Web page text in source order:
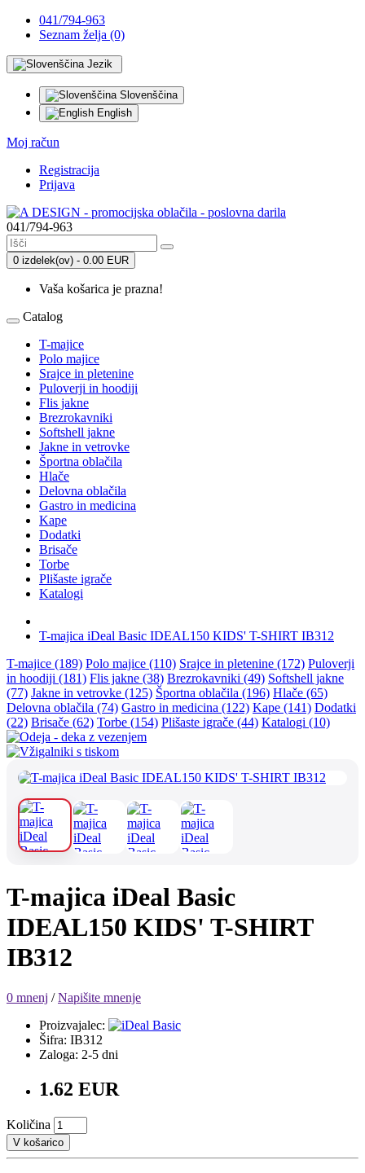
041/794-963
Seznam želja (0)
Jezik
Slovenščina
English
Moj račun
Registracija
Prijava
041/794-963
0 izdelek(ov) - 0.00 EUR
Vaša košarica je prazna!
Catalog
T-majice
Polo majice
Srajce in pletenine
Puloverji in hoodiji
Flis jakne
Brezrokavniki
Softshell jakne
Jakne in vetrovke
Športna oblačila
Hlače
Delovna oblačila
Gastro in medicina
Kape
Dodatki
Brisače
Torbe
Plišaste igrače
Katalogi
T-majica iDeal Basic IDEAL150 KIDS' T-SHIRT IB312
T-majice (189) Polo majice (110) Srajce in pletenine (172) Puloverji
in hoodiji (181) Flis jakne (38) Brezrokavniki (49) Softshell jakne
(77) Jakne in vetrovke (125) Športna oblačila (196) Hlače (65)
Delovna oblačila (74) Gastro in medicina (122) Kape (141) Dodatki
(22) Brisače (62) Torbe (154) Plišaste igrače (44) Katalogi (10)
T-majica iDeal Basic
IDEAL150 KIDS' T-SHIRT
IB312
0 mnenj /Napišite mnenje
Proizvajalec:
Šifra: IB312
Zaloga: 2-5 dni
1.62 EUR
Količina
V košarico